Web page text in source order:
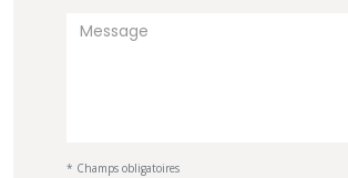
* Champs obligatoires